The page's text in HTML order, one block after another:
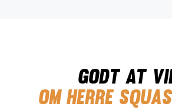
Godt at
Om herre